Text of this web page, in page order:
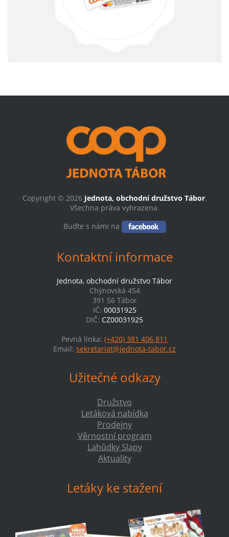
Copyright © 2026 Jednota, obchodní družstvo Tábor.
Všechna práva vyhrazena.
Buďte s námi na
Kontaktní informace
Jednota, obchodní družstvo Tábor
Chýnovská 454
391 56 Tábor
IČ: 00031925
DIČ: CZ00031925
Pevná linka: (+420) 381 406 811
Email: sekretariat@jednota-tabor.cz
Užitečné odkazy
Družstvo
Letáková nabídka
Prodejny
Věrnostní program
Lahůdky Slapy
Aktuality
Letáky ke stažení